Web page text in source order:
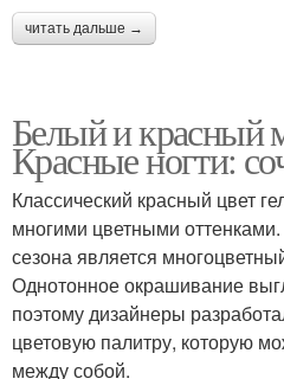
читать дальше →
Белый и красный
Красные ногти:
Классический красный цвет
многими цветными
сезона является
Однотонное окрашивание
поэтому дизайнеры
цветовую палитру, которую
между собой.